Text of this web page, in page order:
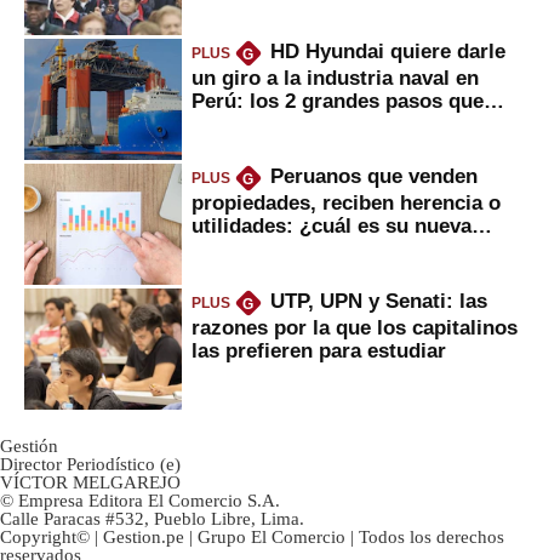
PLUS G
HD Hyundai quiere darle
un giro a la industria naval en
Perú: los 2 grandes pasos que
PLUS G
Peruanos que venden
propiedades, reciben herencia o
utilidades: ¿cuál es su nueva
PLUS G
UTP, UPN y Senati: las
razones por la que los capitalinos
las prefieren para estudiar
Gestión
Director Periodístico (e)
VÍCTOR MELGAREJO
© Empresa Editora El Comercio S.A.
Calle Paracas #532, Pueblo Libre, Lima.
Copyright© | Gestion.pe | Grupo El Comercio | Todos los derechos
reservados